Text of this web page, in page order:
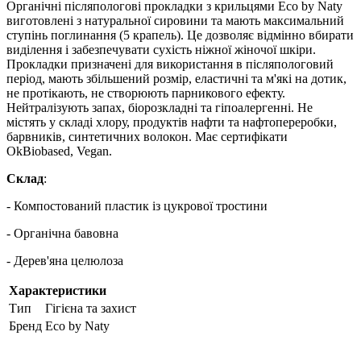
Органічні післяпологові прокладки з крильцями Eco by Naty
виготовлені з натуральної сировини та мають максимальний
ступінь поглинання (5 крапель). Це дозволяє відмінно вбирати
виділення і забезпечувати сухість ніжної жіночої шкіри.
Прокладки призначені для використання в післяпологовий
період, мають збільшений розмір, еластичні та м'які на дотик,
не протікають, не створюють парникового ефекту.
Нейтралізують запах, біорозкладні та гіпоалергенні. Не
містять у складі хлору, продуктів нафти та нафтопереробки,
барвників, синтетичних волокон. Має сертифікати
OkBiobased, Vegan.
Склад:
- Компостований пластик із цукрової тростини
- Органічна бавовна
- Дерев'яна целюлоза
Характеристики
Тип
Гігієна та захист
Бренд Eco by Naty